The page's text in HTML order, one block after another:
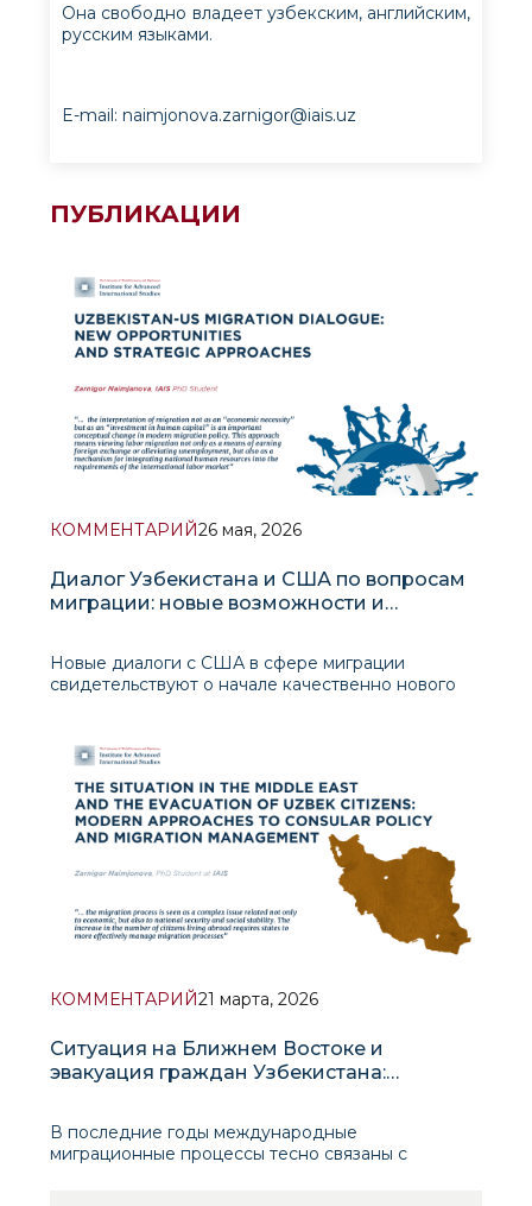
Она свободно владеет узбекским, английским,
русским языками.
E-mail: naimjonova.zarnigor@iais.uz
ПУБЛИКАЦИИ
КОММЕНТАРИЙ26 мая, 2026
Диалог Узбекистана и США по вопросам
миграции: новые возможности и
Новые диалоги с США в сфере миграции
свидетельствуют о начале качественно нового
партнерства направлены не только на
увеличение экспорта рабочей силы, но и на
подготовку человеческого капитала в соотв
КОММЕНТАРИЙ21 марта, 2026
Ситуация на Ближнем Востоке и
эвакуация граждан Узбекистана:
политике и управлению миграцией
В последние годы международные
миграционные процессы тесно связаны с